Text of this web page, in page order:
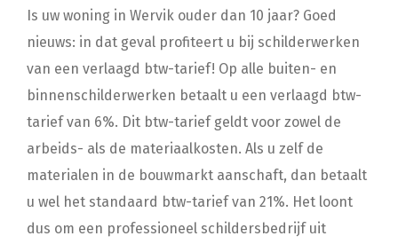
Is uw woning in Wervik ouder dan 10 jaar? Goed
nieuws: in dat geval profiteert u bij schilderwerken
van een verlaagd btw-tarief! Op alle buiten- en
binnenschilderwerken betaalt u een verlaagd btw-
tarief van 6%. Dit btw-tarief geldt voor zowel de
arbeids- als de materiaalkosten. Als u zelf de
materialen in de bouwmarkt aanschaft, dan betaalt
u wel het standaard btw-tarief van 21%. Het loont
dus om een professioneel schildersbedrijf uit